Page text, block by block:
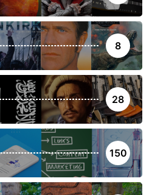
8
28
150